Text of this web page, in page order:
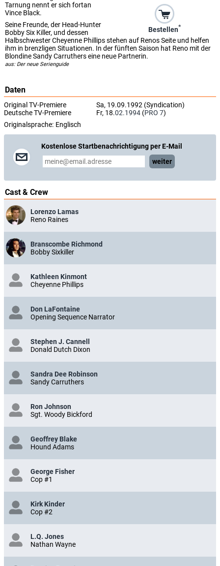
Bestellen*
Tarnung nennt er sich fortan
Vince Black.
Seine Freunde, der Head-Hunter
Bobby Six Killer, und dessen
Halbschwester Cheyenne Phillips stehen auf Renos Seite und helfen
ihm in brenzligen Situationen. In der fünften Saison hat Reno mit der
Blondine Sandy Carruthers eine neue Partnerin.
aus: Der neue Serienguide
Daten
Original TV-Premiere
Sa, 19.09.1992 (Syndication)
Deutsche TV-Premiere
Fr, 18.02.1994 (PRO 7)
Originalsprache: Englisch
Kostenlose Startbenachrichtigung per E-Mail
weiter
Cast & Crew
Lorenzo Lamas
Reno Raines
Branscombe Richmond
Bobby Sixkiller
Kathleen Kinmont
Cheyenne Phillips
Don LaFontaine
Opening Sequence Narrator
Stephen J. Cannell
Donald Dutch Dixon
Sandra Dee Robinson
Sandy Carruthers
Ron Johnson
Sgt. Woody Bickford
Geoffrey Blake
Hound Adams
George Fisher
Cop #1
Kirk Kinder
Cop #2
L.Q. Jones
Nathan Wayne